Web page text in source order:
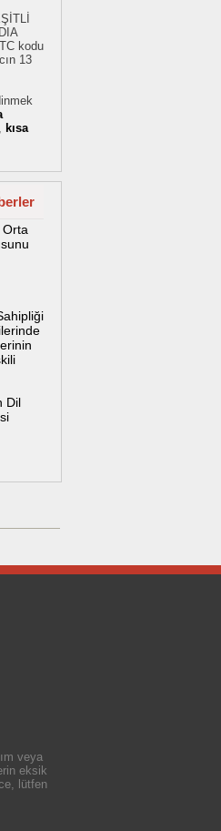
kodu
13
kısa
Orta
Dil
veya
eksik
lütfen